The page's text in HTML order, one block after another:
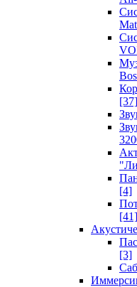
[37]
[4]
[41]
[3]